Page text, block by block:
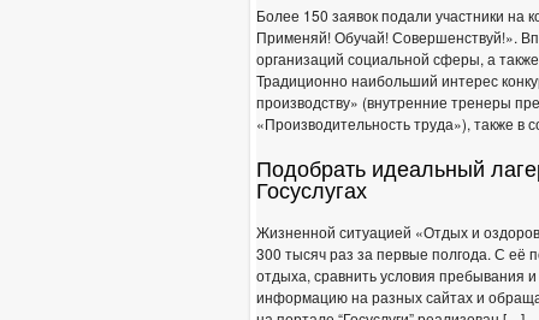
ПРОТИВОДЕЙСТВИЕ КОРРУПЦИИ
НПА
ФОРМЫ
СВЕДЕНИЯ О ДОХОДАХ, РАСХОДАХ,
КОМИССИЯ ПО СОБЛЮДЕНИЮ
ОБРАТНАЯ СВЯЗЬ ДЛЯ СООБЩЕНИЙ
ПРАВОВЫЕ АКТЫ
УСТАВ
ПОРЯДОК
РЕГИОНАЛЬНЫЕ ЗАКОНЫ
БЮДЖЕТ
БЮДЖЕТ ПО ГОДАМ
Более 150 заявок подали участники на
Применяй! Обучай! Совершенствуй!».
организаций социальной сферы, а
Традиционно наибольший интерес
производству» (внутренние тренеры
«Производительность труда»), также в
Подобрать идеальный
Госуслугах
Жизненной ситуацией «Отдых и
300 тысяч раз за первые полгода. С её
отдыха, сравнить условия пребывания
информацию на разных сайтах и